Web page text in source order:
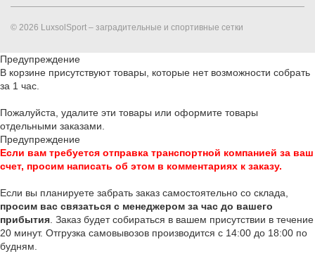
© 2026 LuxsolSport – заградительные и спортивные сетки
Предупреждение
В корзине присутствуют товары, которые нет возможности собрать
за 1 час.
Пожалуйста, удалите эти товары или оформите товары
отдельными заказами.
Предупреждение
Если вам требуется отправка транспортной компанией за ваш
счет, просим написать об этом в комментариях к заказу.
Если вы планируете забрать заказ самостоятельно со склада,
просим вас связаться с менеджером за час до вашего
прибытия . Заказ будет собираться в вашем присутствии в течение
20 минут. Отгрузка самовывозов производится с 14:00 до 18:00 по
будням.